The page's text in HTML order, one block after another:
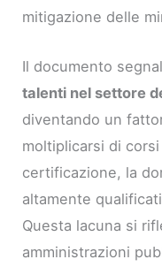
mitigazione delle
Il documento
talenti nel settore
diventando un
moltiplicarsi di
certificazione, la
altamente
Questa lacuna si
amministrazioni